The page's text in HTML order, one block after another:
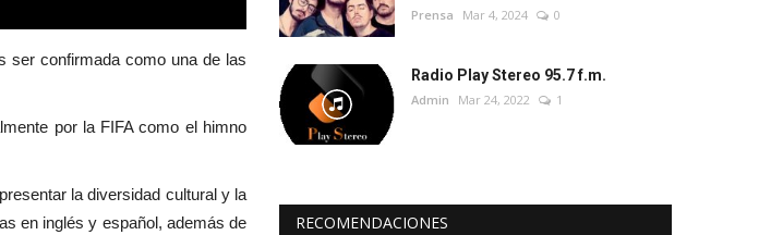
ser confirmada como una de las
por la FIFA como el himno
la diversidad cultural y la
en inglés y español, además de
Prensa Mar 4, 2024 0
Radio Play Stereo 95.7 f.m.
Admin Mar 24, 2022 1
RECOMENDACIONES